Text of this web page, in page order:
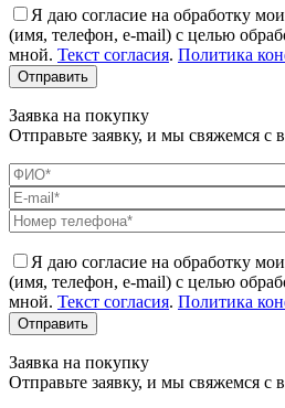
Я даю согласие на обработку
(имя, телефон, e-mail) с целью
мной. Текст согласия. Политика
Заявка на покупку
Отправьте заявку, и мы свяжемся с
Я даю согласие на обработку
(имя, телефон, e-mail) с целью
мной. Текст согласия. Политика
Заявка на покупку
Отправьте заявку, и мы свяжемся